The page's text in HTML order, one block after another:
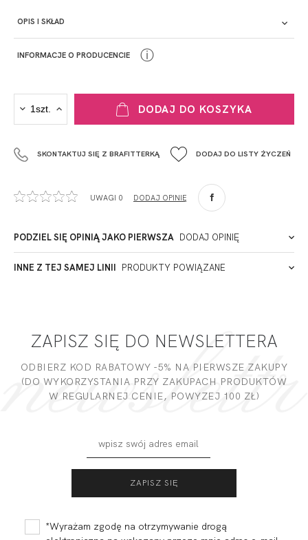
OPIS I SKŁAD
Przepis prania
INFORMACJE O PRODUCENCIE
Fashiontex Group Sp.z o.o. Spółka komandytowa
+48 42 719 43 15
90-057
Polska
ADRES PUNKTU KONTAKTOWEGO
ⓘ
DODAJ DO KOSZYKA
SKONTAKTUJ SIĘ Z BRAFITTERKĄ DODAJ DO LISTY ŻYCZEŃ
UWAGI 0 DODAJ OPINIĘ
PODZIEL SIĘ OPINIĄ JAKO PIERWSZA DODAJ OPINIĘ
Miałeś już kontakt z naszym produktem? Zostaw opinię
INNE Z TEJ SAMEJ LINII PRODUKTY POWIĄZANE
229,99 115,00 zł 219,99 110,00 zł
ZAPISZ SIĘ DO NEWSLETTERA
ODBIERZ KOD RABATOWY -5% NA PIERWSZE ZAKUPY
(DO WYKORZYSTANIA PRZY ZAKUPACH PRODUKTÓW
W REGULARNEJ CENIE, POWYZEJ 100 ZŁ)
*Wyrażam zgodę na otrzymywanie drogą